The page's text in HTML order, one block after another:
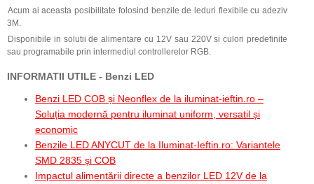
Acum ai aceasta posibilitate folosind benzile de leduri flexibile cu adeziv
3M.
Disponibile in solutii de alimentare cu 12V sau 220V si culori predefinite
sau programabile prin intermediul controllerelor RGB.
INFORMATII UTILE - Benzi LED
Benzi LED COB și Neonflex de la iluminat-ieftin.ro –
Soluția modernă pentru iluminat uniform, versatil și
economic
Benzile LED ANYCUT de la Iluminat-Ieftin.ro: Variantele
SMD 2835 și COB
Impactul alimentării directe a benzilor LED 12V de la